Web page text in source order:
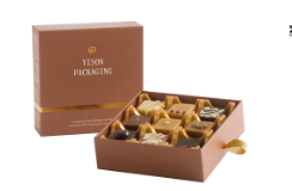
коробка